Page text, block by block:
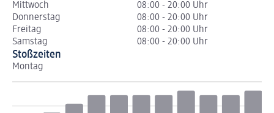
Mittwoch
08:00 - 20:00 Uhr
Donnerstag
08:00 - 20:00 Uhr
Freitag
08:00 - 20:00 Uhr
Samstag
08:00 - 20:00 Uhr
Stoßzeiten
Montag